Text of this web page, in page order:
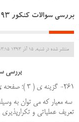
بررسی سوالات کنکور 93 درس روان شناسی
منتشر شده در شنبه, 15 آذر 1393 13:15
بررسی سوالات
261- گزینه ی ( 3 )؛ صفحه ی 5 فصل اول:
سه معیار که می توان به
تعریف عملیاتی و تکرارپذیری